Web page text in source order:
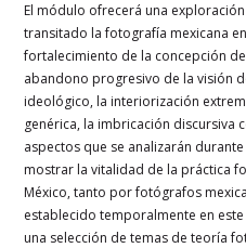
El módulo ofrecerá una
transitado la fotografía mexicana
fortalecimiento de la concepción
abandono progresivo de la visión
ideológico, la interiorización
genérica, la imbricación discursiva
aspectos que se analizarán
mostrar la vitalidad de la práctica
México, tanto por fotógrafos
establecido temporalmente en
una selección de temas de teoría